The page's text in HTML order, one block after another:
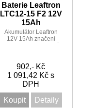
Baterie Leaftron
LTC12-15 F2 12V
15Ah
Akumulátor Leaftron
12V 15Ah značení
902,- Kč
1 091,42 Kč s
DPH
Koupit
Detaily